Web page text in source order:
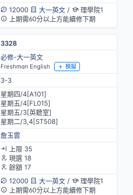
12000
大一英文/
理學院1
上期需60分以上方能續修下期
3328
必修-大一英文
Freshman English 模擬
3-3
星期四/4[A101]
星期五/4[FL015]
星期五/3[英聽室]
星期二/3,4[ST508]
詹玉雲
上限 35
現選 18
餘額 17
12000
大一英文/
理學院1
上期需60分以上方能續修下期